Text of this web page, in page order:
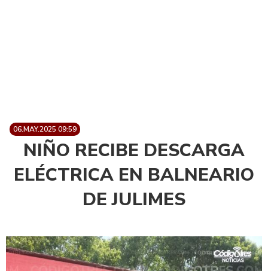
06.MAY.2025 09:59
NIÑO RECIBE DESCARGA
ELÉCTRICA EN BALNEARIO
DE JULIMES